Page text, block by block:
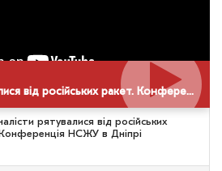
Як журналісти рятувалися від російських ракет. Конференція НСЖУ в Дніпрі
рятувалися від російських
НСЖУ в Дніпрі